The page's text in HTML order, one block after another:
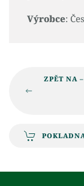
Výrobce:
ZPĚT NA